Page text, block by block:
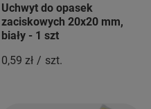
Uchwyt do opasek
zaciskowych 20x20 mm,
biały - 1 szt
0,59 zł / szt.